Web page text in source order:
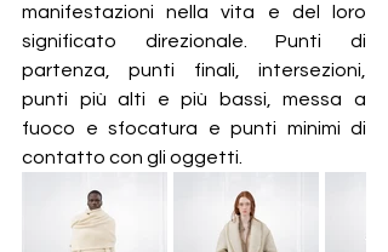
manifestazioni nella vita e del loro
significato direzionale. Punti di
partenza, punti finali, intersezioni,
punti più alti e più bassi, messa a
fuoco e sfocatura e punti minimi di
contatto con gli oggetti.